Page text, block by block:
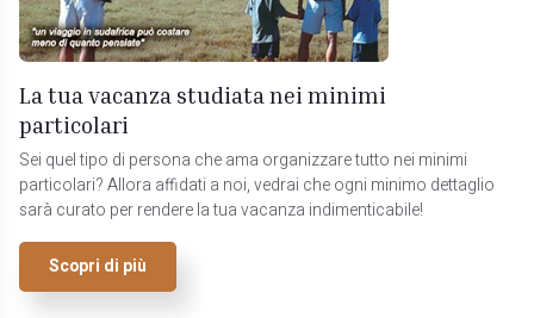
La tua vacanza studiata nei minimi
particolari
Sei quel tipo di persona che ama organizzare tutto nei minimi
particolari? Allora affidati a noi, vedrai che ogni minimo dettaglio
sarà curato per rendere la tua vacanza indimenticabile!
Scopri di più